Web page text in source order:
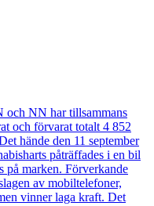
NN har tillsammans
och förvarat totalt 4 852
hände den 11 september
påträffades i en bil
på marken. Förverkande
av mobiltelefoner,
vinner laga kraft. Det